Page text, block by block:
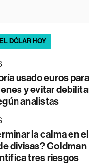
DÓLAR HOY
usado euros para
y evitar
analistas
la calma en el
divisas? Goldman
tres riesgos